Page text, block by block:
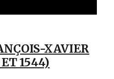
XAVIER
1544)